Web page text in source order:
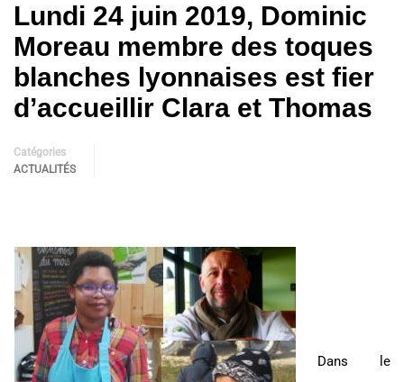
Lundi 24 juin 2019, Dominic
Moreau membre des toques
blanches lyonnaises est fier
d’accueillir Clara et Thomas
Catégories
ACTUALITÉS
Dans le